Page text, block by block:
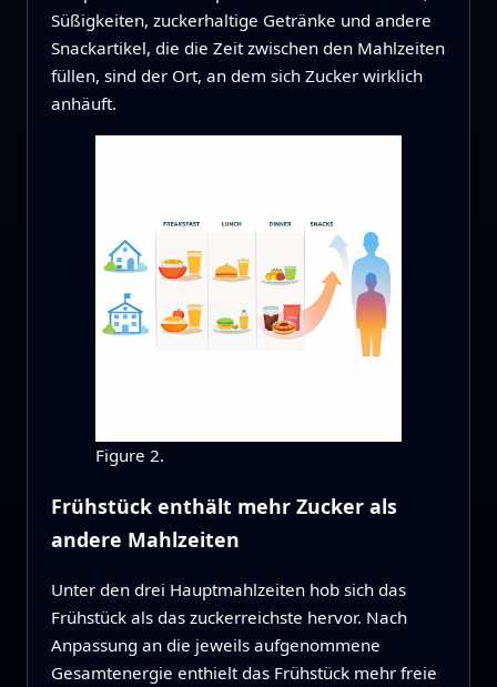
Süßigkeiten, zuckerhaltige Getränke und andere
Snackartikel, die die Zeit zwischen den Mahlzeiten
füllen, sind der Ort, an dem sich Zucker wirklich
anhäuft.
Figure 2.
Frühstück enthält mehr Zucker als
andere Mahlzeiten
Unter den drei Hauptmahlzeiten hob sich das
Frühstück als das zuckerreichste hervor. Nach
Anpassung an die jeweils aufgenommene
Gesamtenergie enthielt das Frühstück mehr freie